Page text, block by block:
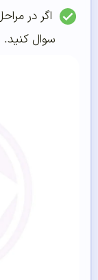
اگر در
سوال کنید.